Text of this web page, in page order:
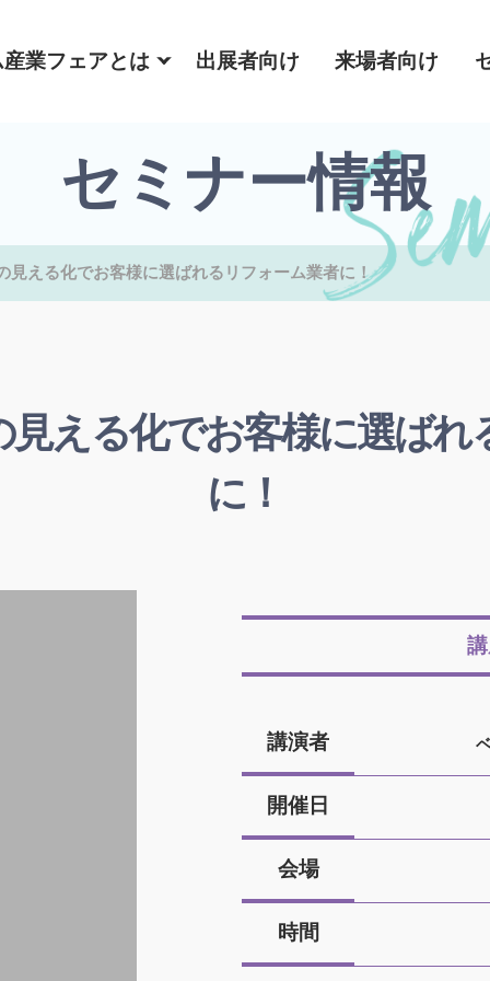
産業フェアとは 出展者向け 来場者向け
セミナー情報
見える化でお客様に選ばれるリフォーム業者に！
見える化でお客様に選ばれ
に！
講演者
開催日
会場
時間